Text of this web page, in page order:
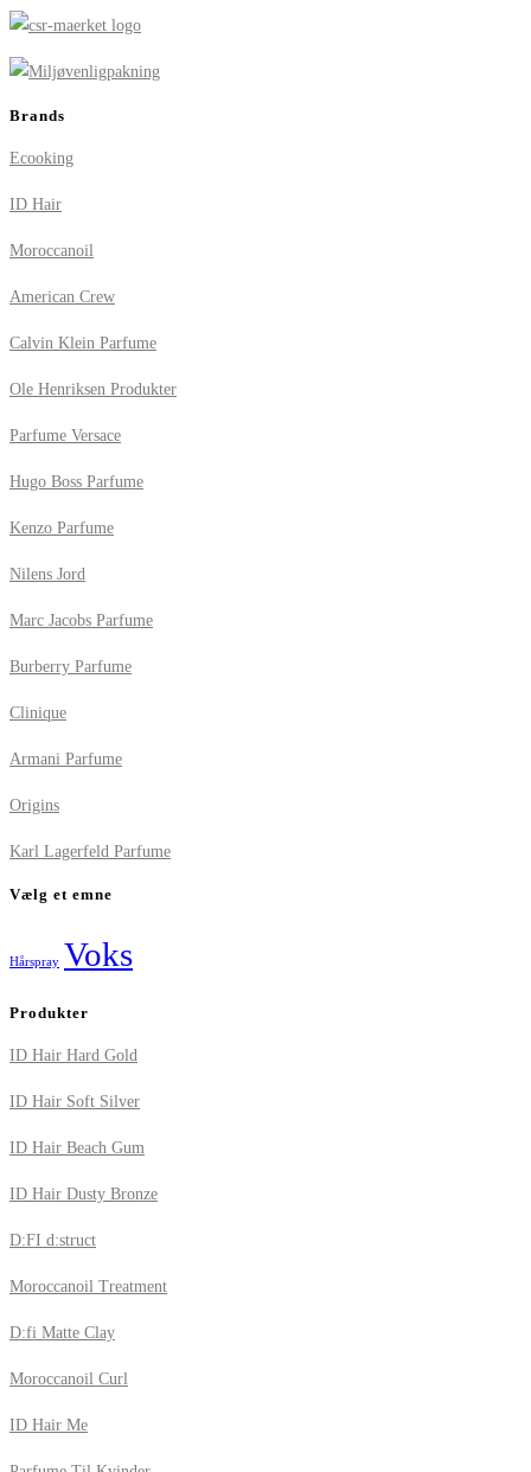
Brands
Ecooking
ID Hair
Moroccanoil
American Crew
Calvin Klein Parfume
Ole Henriksen Produkter
Parfume Versace
Hugo Boss Parfume
Kenzo Parfume
Nilens Jord
Marc Jacobs Parfume
Burberry Parfume
Clinique
Armani Parfume
Origins
Karl Lagerfeld Parfume
Vælg et emne
Hårspray Voks
Produkter
ID Hair Hard Gold
ID Hair Soft Silver
ID Hair Beach Gum
ID Hair Dusty Bronze
D:FI d:struct
Moroccanoil Treatment
D:fi Matte Clay
Moroccanoil Curl
ID Hair Me